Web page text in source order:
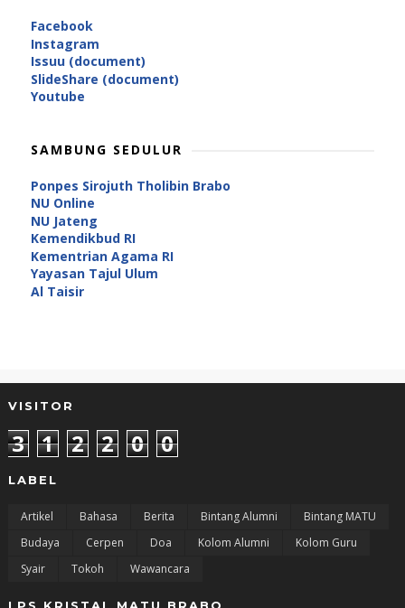
Facebook
Instagram
Issuu (document)
SlideShare (document)
Youtube
SAMBUNG SEDULUR
Ponpes Sirojuth Tholibin Brabo
NU Online
NU Jateng
Kemendikbud RI
Kementrian Agama RI
Yayasan Tajul Ulum
Al Taisir
VISITOR
3 1 2 2 0 0
LABEL
Artikel Bahasa Berita Bintang Alumni
Bintang MATU
Budaya
Cerpen Doa Kolom Alumni
Kolom Guru
Syair
Tokoh Wawancara